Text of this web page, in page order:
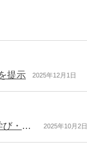
提示 2025年12月1日
従業員の自己啓発を支援する取組を実施している民間企業の割合は約7割 人事院が国家公務員の学び・学び直しの支援に係る施策の検討を進めるために民間企業を調査 2025年10月2日